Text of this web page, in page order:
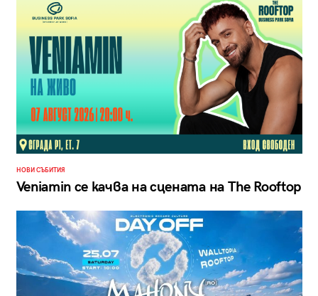
НОВИ СЪБИТИЯ
Veniamin се качва на сцената на The Rooftop